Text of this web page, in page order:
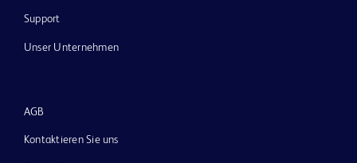
Support
Unser Unternehmen
AGB
Kontaktieren Sie uns